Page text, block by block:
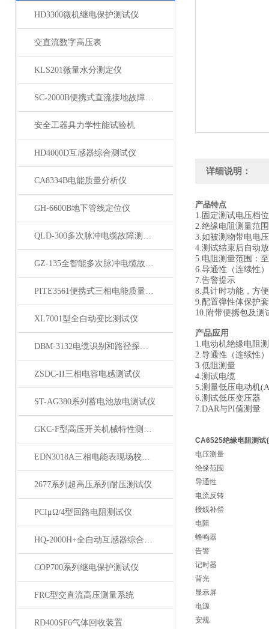
HD3300微机继电保护测试仪
交直流数字高压表
KLS201微量水分测定仪
SC-2000B便携式直流接地故障检测仪
安全工器具力学性能试验机
HD4000D互感器综合测试仪
CA8334B电能质量分析仪
GH-6600B地下管线定位仪
QLD-300多次脉冲电缆故障测试仪
GZ-135全智能多次脉冲电缆故障测试仪
PITE3561便携式三相电能质量分析仪
XL7001型全自动变比测试仪
DBM-3132电缆识别和路径探测仪
ZSDC-II三相电容电感测试仪
ST-AG380系列蓄电池放电测试仪
GKC-F型高压开关机械特性测试仪
EDN3018A三相电能表现场校验仪
2677系列超高压系列耐压测试仪
PCIμΩ/4型回路电阻测试仪
HQ-2000H+全自动互感器综合测试仪
COP700系列继电保护测试仪
FRC型交直流高压测量系统
RD400SF6气体回收装置
详细说明：
产品特点
1.固定测试电压档
2.绝缘电阻测量范
3.如被测物带电电
4.测试结束后自动
5.电阻测量范围：
6.导通性（连续性
7.告警提示
8.具计时功能，方
9.配置弹性体保护套
10.附带便携包及测
产品应用
1.电动机绝缘电阻
2.导通性（连续性
3.低阻测量
4.测试电缆
5.测量低压电动机
6.测试低压变压器
7.DAR与PI值测量
CA6525绝缘电阻测试
电压测量
绝缘范围
导通性
电流反转
接线补偿
电阻
蜂鸣器
告警
记时器
背光
显示屏
电源
安规